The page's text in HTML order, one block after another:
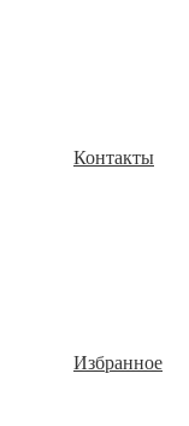
Контакты
Избранное